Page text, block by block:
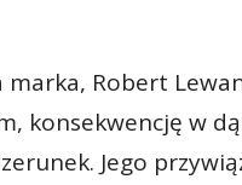
marka, Robert
konsekwencję w
Jego